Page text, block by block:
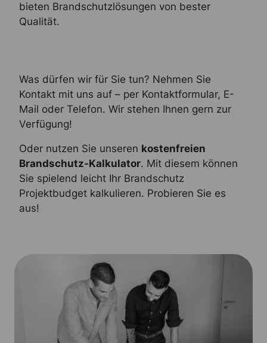
bieten Brandschutzlösungen von bester
Qualität.
Was dürfen wir für Sie tun? Nehmen Sie
Kontakt mit uns auf – per Kontaktformular, E-
Mail oder Telefon. Wir stehen Ihnen gern zur
Verfügung!
Oder nutzen Sie unseren kostenfreien
Brandschutz-Kalkulator. Mit diesem können
Sie spielend leicht Ihr Brandschutz
Projektbudget kalkulieren. Probieren Sie es
aus!